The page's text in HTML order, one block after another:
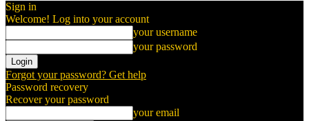
Sign in
Welcome! Log into your account
your username
your password
Forgot your password? Get help
Password recovery
Recover your password
your email